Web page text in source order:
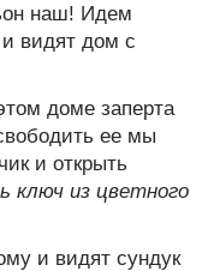
наш! Идем
видят дом с
доме заперта
ее мы
и открыть
ключ из цветного
и видят сундук